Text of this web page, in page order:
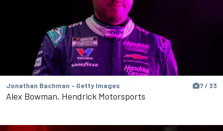
Jonathan Bachman - Getty Images 7 / 33
Alex Bowman, Hendrick Motorsports